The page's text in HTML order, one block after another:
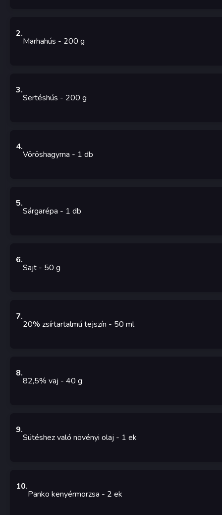
2.
Marhahús - 200 g
3.
Sertéshús - 200 g
4.
Vöröshagyma - 1 db
5.
Sárgarépa - 1 db
6.
Sajt - 50 g
7.
20% zsírtartalmú tejszín - 50 ml
8.
82,5% vaj - 40 g
9.
Sütéshez való növényi olaj - 1 ek
10.
Panko kenyérmorzsa - 2 ek